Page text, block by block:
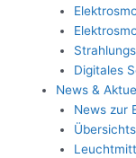
Digitales
News &
News zur